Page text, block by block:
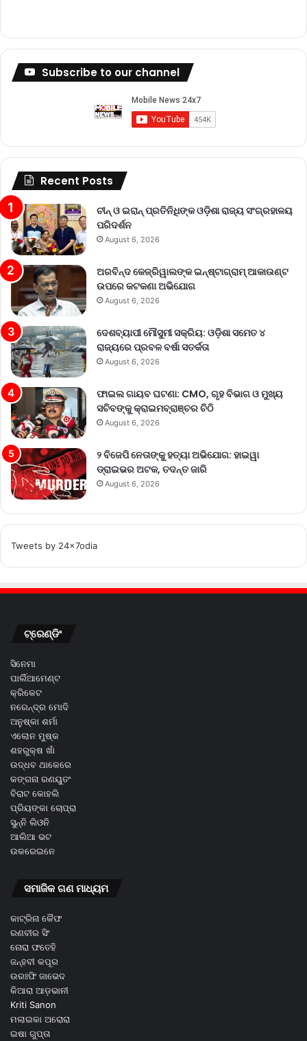
Subscribe to our channel
Recent Posts
ଚୀନ୍ ଓ ଇରାନ୍ ପ୍ରତିନିଧିଙ୍କ ଓଡ଼ିଶା ରାଜ୍ୟ ସଂଗ୍ରହାଳୟ
ପରିଦର୍ଶନ
August 6, 2026
ଅରବିନ୍ଦ କେଜ୍ରିୱାଲଙ୍କ ଇନ୍‌ଷ୍ଟାଗ୍ରାମ୍ ଆକାଉଣ୍ଟ
ଉପରେ କଟକଣା ଅଭିଯୋଗ
August 6, 2026
ଦେଶବ୍ୟାପୀ ମୌସୁମୀ ସକ୍ରିୟ: ଓଡ଼ିଶା ସମେତ ୪
ରାଜ୍ୟରେ ପ୍ରବଳ ବର୍ଷା ସତର୍କତା
August 6, 2026
ଫାଇଲ ଗାୟବ ଘଟଣା: CMO, ଗୃହ ବିଭାଗ ଓ ମୁଖ୍ୟ
ସଚିବଙ୍କୁ କ୍ରାଇମବ୍ରାଞ୍ଚର ଚିଠି
August 6, 2026
୨ ବିଜେପି ନେତାଙ୍କୁ ହତ୍ୟା ଅଭିଯୋଗ: ହାଇୱା
ଡ୍ରାଇଭର ଅଟକ, ତଦନ୍ତ ଜାରି
August 6, 2026
Tweets by 24x7odia
ଟ୍ରେଣ୍ଡିଂ
ସିନେମା
ପାର୍ଲିଆମେଣ୍ଟ
କ୍ରିକେଟ
ନରେନ୍ଦ୍ର ମୋଦି
ଅନୁଷ୍କା ଶର୍ମା
ଏଲୋନ ମୁଷ୍କ
ଶହରୁକ୍ଷ ଖାଁ
ଉଦ୍ଧବ ଥାକେରେ
କଙ୍ଗନା ରଣୟୁତଂ
ବିରାଟ କୋହଲି
ପ୍ରିୟଙ୍କା ଚୋପ୍ରା
ସୁନ୍ନି ଲିଓନି
ଆଲିଆ ଭଟ
ଉକରେଇନେ
ସମାଜିକ ଗଣ ମାଧ୍ୟମ
କାଟ୍ରିନା କୈଫ
ରଣବୀର ସିଂ
ନୋରା ଫତେହି
ଜନ୍ହବୀ କପୂର
ଉରଃଫି ଜାଭେଦ
କିଆରା ଆଡ଼ଭାନୀ
Kriti Sanon
ମଲାଇକା ଅରୋରା
ଇଷା ଗୁପ୍ତା